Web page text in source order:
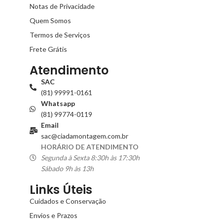
Notas de Privacidade
Quem Somos
Termos de Serviços
Frete Grátis
Atendimento
SAC
(81) 99991-0161
Whatsapp
(81) 99774-0119
Email
sac@ciadamontagem.com.br
HORÁRIO DE ATENDIMENTO
Segunda à Sexta 8:30h às 17:30h
Sábado 9h às 13h
Links Úteis
Cuidados e Conservação
Envios e Prazos